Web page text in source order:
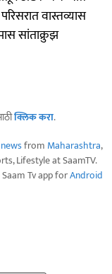
वास्तव्यास
सांताक्रुझ
क्लिक करा.
from Maharashtra,
Lifestyle at SaamTV.
Tv app forAndroid